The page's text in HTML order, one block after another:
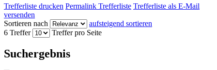
Trefferliste drucken Permalink Trefferliste Trefferliste als E-Mail
versenden
Sortieren nach
aufsteigend sortieren
6 Treffer
Treffer pro Seite
Suchergebnis